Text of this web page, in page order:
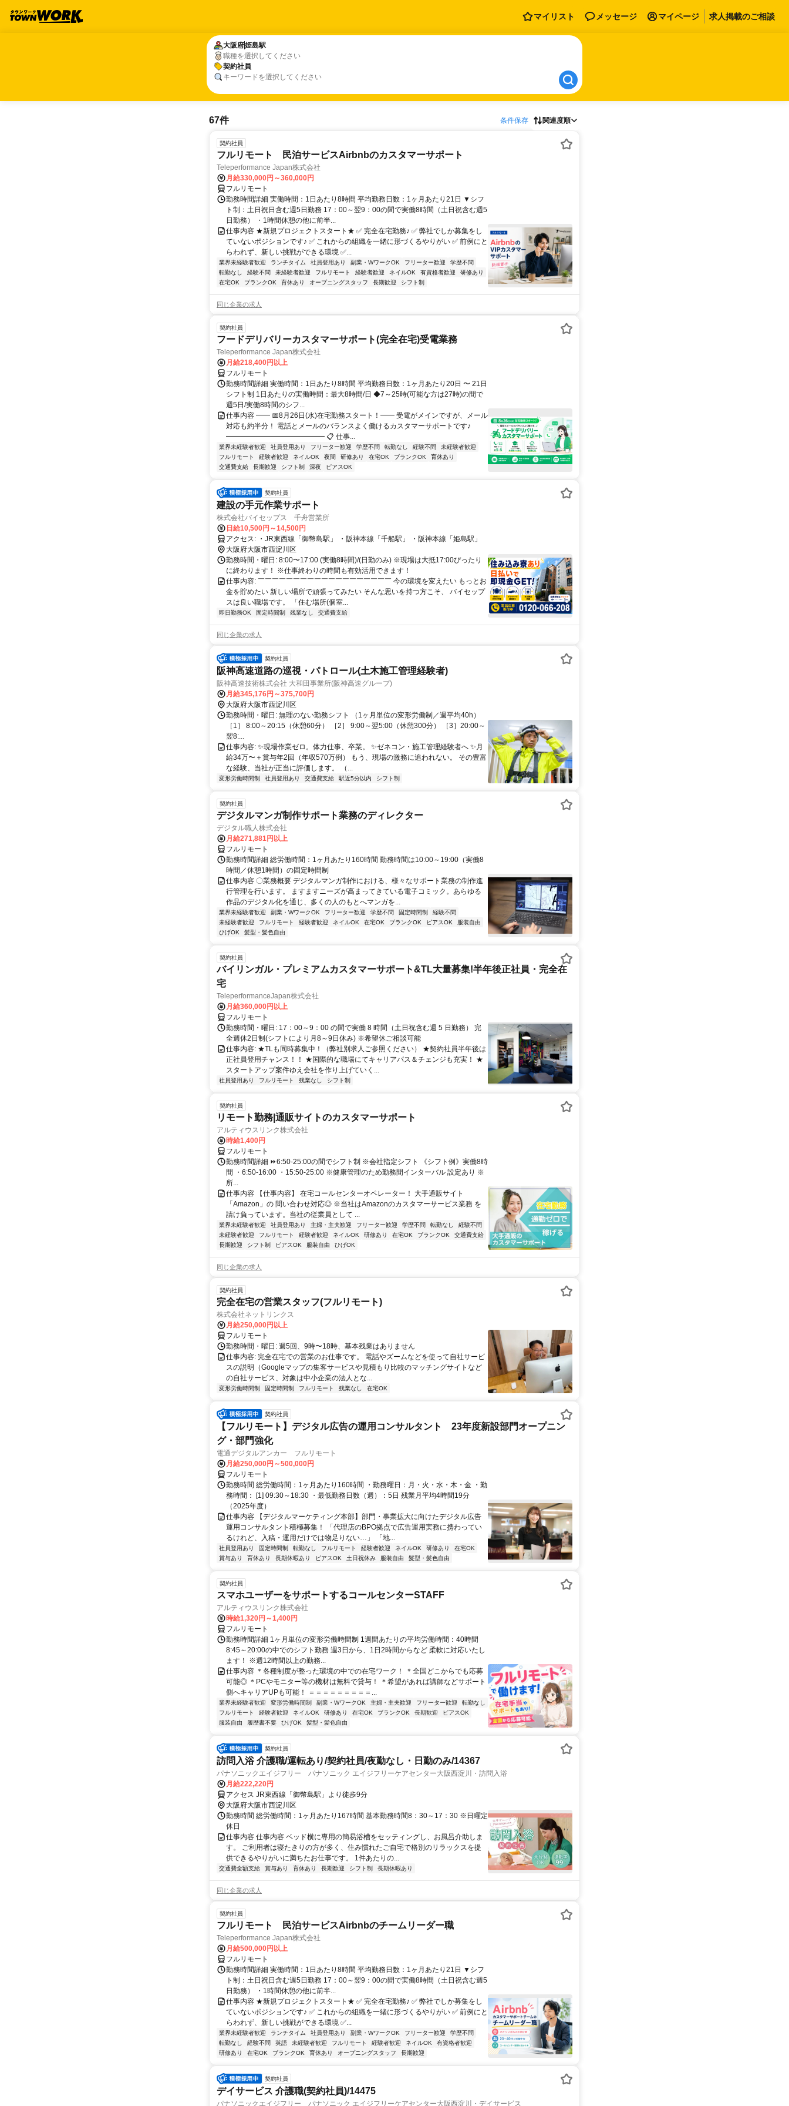
マイリスト メッセージ マイページ 求人掲載のご相談
大阪府姫島駅
職種を選択してください
契約社員
キーワードを選択してください
大阪府姫島駅
契約社員
67件 条件保存 関連度順
契約社員
フルリモート 民泊サービスAirbnbのカスタマーサポート
Teleperformance Japan株式会社
月給330,000円～360,000円
フルリモート
勤務時間詳細 実働時間：1日あたり8時間 平均勤務日数：1ヶ月あたり21日 ▼シフ
ト制：土日祝日含む週5日勤務 17：00～翌9：00の間で実働8時間（土日祝含む週5
日勤務） ・1時間休憩の他に前半...
仕事内容 ★新規プロジェクトスタート★ ✅ 完全在宅勤務♪ ✅ 弊社でしか募集をし
ていないポジションです♪ ✅ これからの組織を一緒に形づくるやりがい ✅ 前例にと
らわれず、新しい挑戦ができる環境 ✅...
業界未経験者歓迎 ランチタイム 社員登用あり 副業・WワークOK フリーター歓迎
学歴不問
転勤なし
経験不問 未経験者歓迎 フルリモート 経験者歓迎 ネイルOK 有資格者歓迎
研修あり
在宅OK
ブランクOK 育休あり オープニングスタッフ 長期歓迎 シフト制
同じ企業の求人
契約社員
フードデリバリーカスタマーサポート(完全在宅)受電業務
Teleperformance Japan株式会社
月給218,400円以上
フルリモート
勤務時間詳細 実働時間：1日あたり8時間 平均勤務日数：1ヶ月あたり20日 〜 21日
シフト制 1日あたりの実働時間：最大8時間/日 ◆7～25時(可能な方は27時)の間で
週5日/実働8時間のシフ...
仕事内容 ━━ 📅8月26日(水)在宅勤務スタート！━━ 受電がメインですが、メール
対応も約半分！ 電話とメールのバランスよく働けるカスタマーサポートです♪
━━━━━━━━━━━━━━ 📋 仕事...
業界未経験者歓迎 社員登用あり フリーター歓迎 学歴不問 転勤なし 経験不問
未経験者歓迎
フルリモート
経験者歓迎 ネイルOK 夜間 研修あり 在宅OK ブランクOK
育休あり
交通費支給
長期歓迎 シフト制 深夜 ピアスOK
契約社員
建設の手元作業サポート
株式会社バイセップス 千舟営業所
日給10,500円～14,500円
アクセス: ・JR東西線「御幣島駅」 ・阪神本線「千船駅」 ・阪神本線「姫島駅」
大阪府大阪市西淀川区
勤務時間・曜日: 8:00〜17:00 (実働8時間)/(日勤のみ) ※現場は大抵17:00ぴったり
に終わります！ ※仕事終わりの時間も有効活用できます！
仕事内容: ￣￣￣￣￣￣￣￣￣￣￣￣￣￣￣￣￣￣￣ 今の環境を変えたい もっとお
金を貯めたい 新しい場所で頑張ってみたい そんな思いを持つ方こそ、 バイセップ
スは良い職場です。 「住む場所(個室...
即日勤務OK 固定時間制 残業なし 交通費支給
同じ企業の求人
契約社員
阪神高速道路の巡視・パトロール(土木施工管理経験者)
阪神高速技術株式会社 大和田事業所(阪神高速グループ)
月給345,176円～375,700円
大阪府大阪市西淀川区
勤務時間・曜日: 無理のない勤務シフト （1ヶ月単位の変形労働制／週平均40h）
［1］ 8:00～20:15（休憩60分） ［2］ 9:00～翌5:00（休憩300分） ［3］20:00～
翌8:...
仕事内容: ✨現場作業ゼロ。体力仕事、卒業。 ✨ゼネコン・施工管理経験者へ ✨月
給34万〜＋賞与年2回（年収570万例） もう、現場の激務に追われない。 その豊富
な経験、当社が正当に評価します。 （...
変形労働時間制 社員登用あり 交通費支給 駅近5分以内 シフト制
契約社員
デジタルマンガ制作サポート業務のディレクター
デジタル職人株式会社
月給271,881円以上
フルリモート
勤務時間詳細 総労働時間：1ヶ月あたり160時間 勤務時間は10:00～19:00（実働8
時間／休憩1時間）の固定時間制
仕事内容 〇業務概要 デジタルマンガ制作における、様々なサポート業務の制作進
行管理を行います。 ますますニーズが高まってきている電子コミック。あらゆる
作品のデジタル化を通じ、多くの人のもとへマンガを...
業界未経験者歓迎 副業・WワークOK フリーター歓迎 学歴不問 固定時間制
経験不問
未経験者歓迎
フルリモート 経験者歓迎 ネイルOK 在宅OK ブランクOK ピアスOK
服装自由
ひげOK
髪型・髪色自由
契約社員
バイリンガル・プレミアムカスタマーサポート&TL大量募集!半年後正社員・完全在
宅
TeleperformanceJapan株式会社
月給360,000円以上
フルリモート
勤務時間・曜日: 17：00～9：00 の間で実働 8 時間（土日祝含む週 5 日勤務） 完
全週休2日制(シフトにより月8～9日休み) ※希望休ご相談可能
仕事内容: ★TLも同時募集中！（弊社別求人ご参照ください） ★契約社員半年後は
正社員登用チャンス！！ ★国際的な職場にてキャリアパス＆チェンジも充実！ ★
スタートアップ案件ゆえ会社を作り上げていく...
社員登用あり フルリモート 残業なし シフト制
契約社員
リモート勤務|通販サイトのカスタマーサポート
アルティウスリンク株式会社
時給1,400円
フルリモート
勤務時間詳細 ⏩6:50-25:00の間でシフト制 ※会社指定シフト 《シフト例》実働8時
間 ・6:50-16:00 ・15:50-25:00 ※健康管理のため勤務間インターバル 設定あり ※
所...
仕事内容 【仕事内容】 在宅コールセンターオペレーター！ 大手通販サイト
「Amazon」の 問い合わせ対応◎ ※当社はAmazonのカスタマーサービス業務 を
請け負っています。当社の従業員として ...
業界未経験者歓迎 社員登用あり 主婦・主夫歓迎 フリーター歓迎 学歴不問 転勤なし
経験不問
未経験者歓迎
フルリモート 経験者歓迎 ネイルOK 研修あり 在宅OK ブランクOK
交通費支給
長期歓迎
シフト制 ピアスOK 服装自由 ひげOK
同じ企業の求人
契約社員
完全在宅の営業スタッフ(フルリモート)
株式会社ネットリンクス
月給250,000円以上
フルリモート
勤務時間・曜日: 週5回、9時〜18時、基本残業はありません
仕事内容: 完全在宅での営業のお仕事です。 電話やズームなどを使って自社サービ
スの説明（Googleマップの集客サービスや見積もり比較のマッチングサイトなど
の自社サービス、対象は中小企業の法人とな...
変形労働時間制 固定時間制 フルリモート 残業なし 在宅OK
契約社員
【フルリモート】デジタル広告の運用コンサルタント 23年度新設部門オープニン
グ・部門強化
電通デジタルアンカー フルリモート
月給250,000円～500,000円
フルリモート
勤務時間 総労働時間：1ヶ月あたり160時間 ・勤務曜日：月・火・水・木・金 ・勤
務時間： [1] 09:30～18:30 ・最低勤務日数（週）：5日 残業月平均4時間19分
（2025年度）
仕事内容 【デジタルマーケティング本部】部門・事業拡大に向けたデジタル広告
運用コンサルタント積極募集！ 「代理店のBPO拠点で広告運用実務に携わってい
るけれど、入稿・運用だけでは物足りない…」 「地...
社員登用あり 固定時間制 転勤なし フルリモート 経験者歓迎 ネイルOK 研修あり
在宅OK
賞与あり
育休あり 長期休暇あり ピアスOK 土日祝休み 服装自由 髪型・髪色自由
契約社員
スマホユーザーをサポートするコールセンターSTAFF
アルティウスリンク株式会社
時給1,320円～1,400円
フルリモート
勤務時間詳細 1ヶ月単位の変形労働時間制 1週間あたりの平均労働時間：40時間
8:45～20:00の中でのシフト勤務 週3日から、1日2時間からなど 柔軟に対応いたし
ます！ ※週12時間以上の勤務...
仕事内容 ＊各種制度が整った環境の中での在宅ワーク！ ＊全国どこからでも応募
可能◎ ＊PCやモニター等の機材は無料で貸与！ ＊希望があれば講師などサポート
側へキャリアUPも可能！ ＝＝＝＝＝＝＝＝＝...
業界未経験者歓迎 変形労働時間制 副業・WワークOK 主婦・主夫歓迎 フリーター歓迎
転勤なし
フルリモート
経験者歓迎 ネイルOK 研修あり 在宅OK ブランクOK 長期歓迎
ピアスOK
服装自由
履歴書不要 ひげOK 髪型・髪色自由
契約社員
訪問入浴 介護職/運転あり/契約社員/夜勤なし・日勤のみ/14367
パナソニックエイジフリー パナソニック エイジフリーケアセンター大阪西淀川・訪問入浴
月給222,220円
アクセス JR東西線「御幣島駅」より徒歩9分
大阪府大阪市西淀川区
勤務時間 総労働時間：1ヶ月あたり167時間 基本勤務時間8：30～17：30 ※日曜定
休日
仕事内容 仕事内容 ベッド横に専用の簡易浴槽をセッティングし、お風呂介助しま
す。 ご利用者は寝たきりの方が多く、住み慣れたご自宅で格別のリラックスを提
供できるやりがいに満ちたお仕事です。 1件あたりの...
交通費全額支給 賞与あり 育休あり 長期歓迎 シフト制 長期休暇あり
同じ企業の求人
契約社員
フルリモート 民泊サービスAirbnbのチームリーダー職
Teleperformance Japan株式会社
月給500,000円以上
フルリモート
勤務時間詳細 実働時間：1日あたり8時間 平均勤務日数：1ヶ月あたり21日 ▼シフ
ト制：土日祝日含む週5日勤務 17：00～翌9：00の間で実働8時間（土日祝含む週5
日勤務） ・1時間休憩の他に前半...
仕事内容 ★新規プロジェクトスタート★ ✅ 完全在宅勤務♪ ✅ 弊社でしか募集をし
ていないポジションです♪ ✅ これからの組織を一緒に形づくるやりがい ✅ 前例にと
らわれず、新しい挑戦ができる環境 ✅...
業界未経験者歓迎 ランチタイム 社員登用あり 副業・WワークOK フリーター歓迎
学歴不問
転勤なし
経験不問 英語 未経験者歓迎 フルリモート 経験者歓迎 ネイルOK
有資格者歓迎
研修あり
在宅OK ブランクOK 育休あり オープニングスタッフ 長期歓迎
契約社員
デイサービス 介護職(契約社員)/14475
パナソニックエイジフリー パナソニック エイジフリーケアセンター大阪西淀川・デイサービス